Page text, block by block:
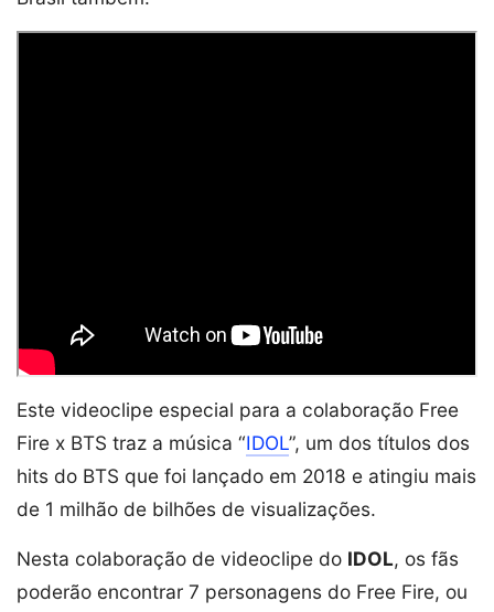
Este videoclipe especial para a colaboração Free
Fire x BTS traz a música “IDOL”, um dos títulos dos
hits do BTS que foi lançado em 2018 e atingiu mais
de 1 milhão de bilhões de visualizações.
Nesta colaboração de videoclipe do IDOL, os fãs
poderão encontrar 7 personagens do Free Fire, ou